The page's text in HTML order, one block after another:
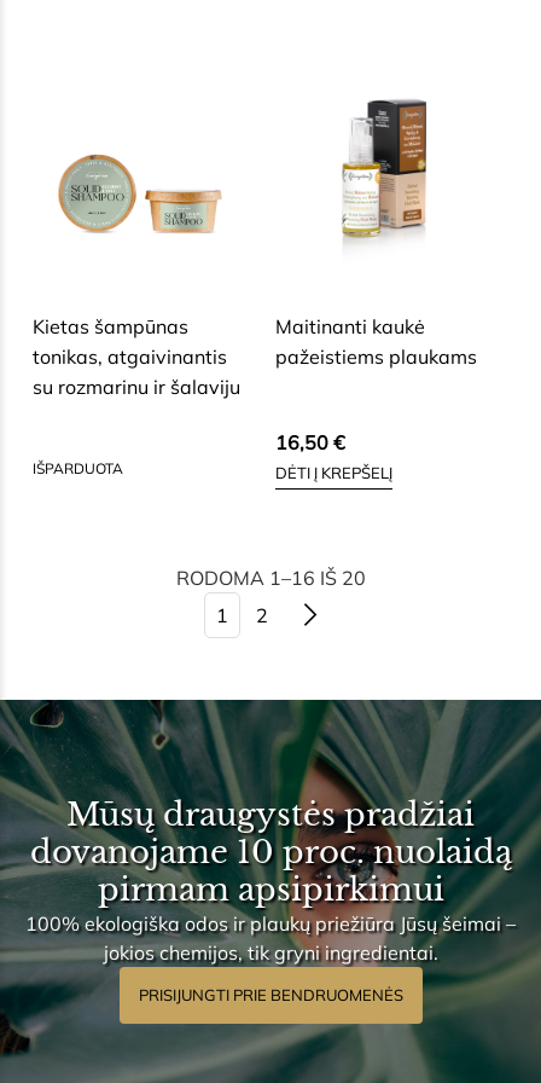
Kietas šampūnas
tonikas, atgaivinantis
su rozmarinu ir šalaviju
IŠPARDUOTA
Maitinanti kaukė
pažeistiems plaukams
16,50 €
DĖTI Į KREPŠELĮ
RODOMA 1–16 IŠ 20
Įrašų
puslapiavimas
1 2
Mūsų draugystės pradžiai
dovanojame 10 proc. nuolaidą
pirmam apsipirkimui
100% ekologiška odos ir plaukų priežiūra Jūsų šeimai –
jokios chemijos, tik gryni ingredientai.
PRISIJUNGTI PRIE BENDRUOMENĖS